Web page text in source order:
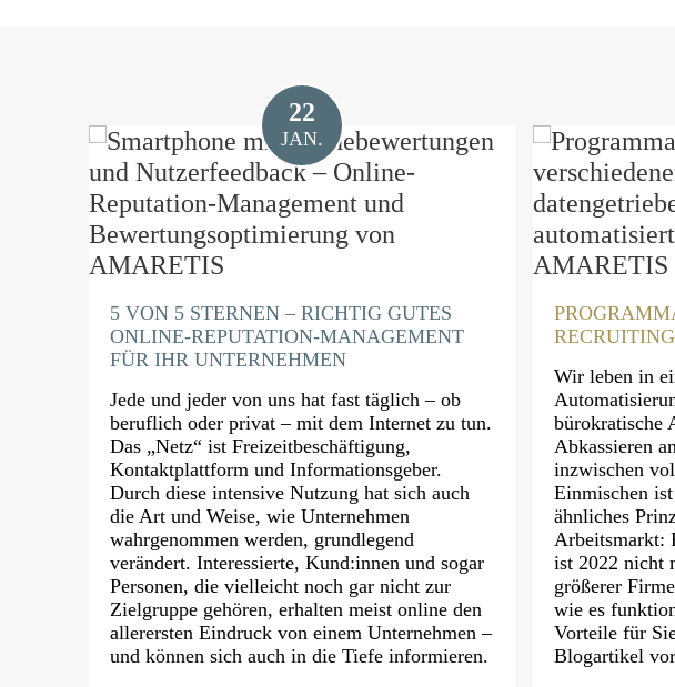
22
JAN.
5 VON 5 STERNEN – RICHTIG GUTES
ONLINE-REPUTATION-MANAGEMENT
FÜR IHR UNTERNEHMEN
Jede und jeder von uns hat fast täglich – ob
beruflich oder privat – mit dem Internet zu tun.
Das „Netz“ ist Freizeitbeschäftigung,
Kontaktplattform und Informationsgeber.
Durch diese intensive Nutzung hat sich auch
die Art und Weise, wie Unternehmen
wahrgenommen werden, grundlegend
verändert. Interessierte, Kund:innen und sogar
Personen, die vielleicht noch gar nicht zur
Zielgruppe gehören, erhalten meist online den
allerersten Eindruck von einem Unternehmen –
und können sich auch in die Tiefe informieren.
Wir leben in
bürokratische
Abkassieren
inzwischen
Einmischen
ähnliches
Arbeitsmarkt:
ist 2022 nicht
größerer
wie es
Vorteile für
Blogartikel